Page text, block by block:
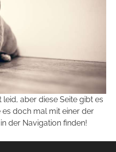
aber diese Seite gibt es
es doch mal mit einer der
der Navigation finden!